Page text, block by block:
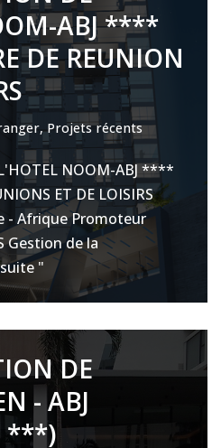
ABJ ****
DE REUNION
,Projets récents
NOOM-ABJ ****
ET DE LOISIRS
- Afrique Promoteur
Gestion de la
"
DE
- ABJ
***)